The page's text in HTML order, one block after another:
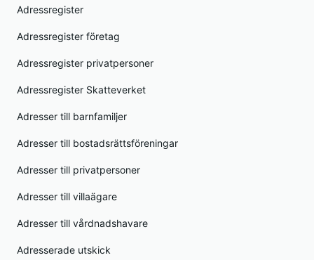
Adressregister
Adressregister företag
Adressregister privatpersoner
Adressregister Skatteverket
Adresser till barnfamiljer
Adresser till bostadsrättsföreningar
Adresser till privatpersoner
Adresser till villaägare
Adresser till vårdnadshavare
Adresserade utskick